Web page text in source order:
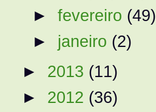
►fevereiro (49)
► janeiro (2)
► 2013 (11)
► 2012 (36)